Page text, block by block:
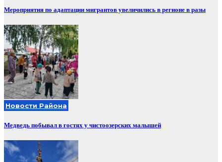
Мероприятия по адаптации мигрантов увеличились в регионе в разы
Новости Района
Медведь побывал в гостях у чистоозерских малышей